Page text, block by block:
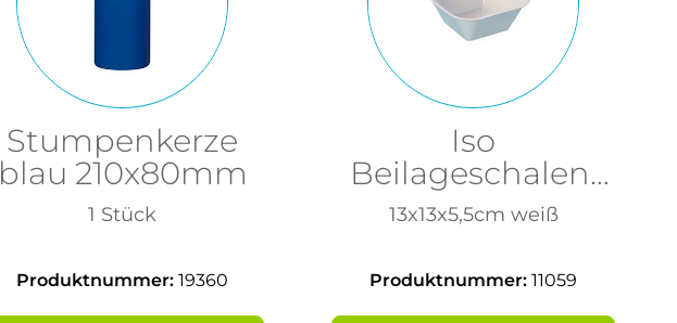
Stumpenkerze
blau 210x80mm
1 Stück
Produktnummer: 19360
Iso
Beilageschalen,
VE 100 St
13x13x5,5cm weiß
Produktnummer: 11059